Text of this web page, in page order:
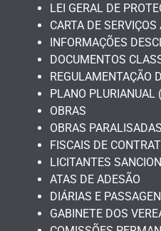
LEI GERAL DE
CARTA DE SERVIÇOS
INFORMAÇÕES
DOCUMENTOS
REGULAMENTAÇÃO
PLANO PLURIANUAL
OBRAS
OBRAS PARALISADAS
FISCAIS DE
LICITANTES
ATAS DE ADESÃO
DIÁRIAS E
GABINETE DOS